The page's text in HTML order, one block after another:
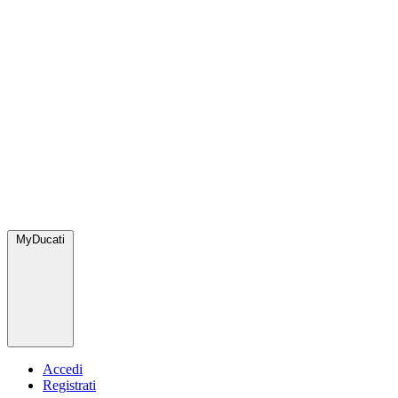
MyDucati
Accedi
Registrati